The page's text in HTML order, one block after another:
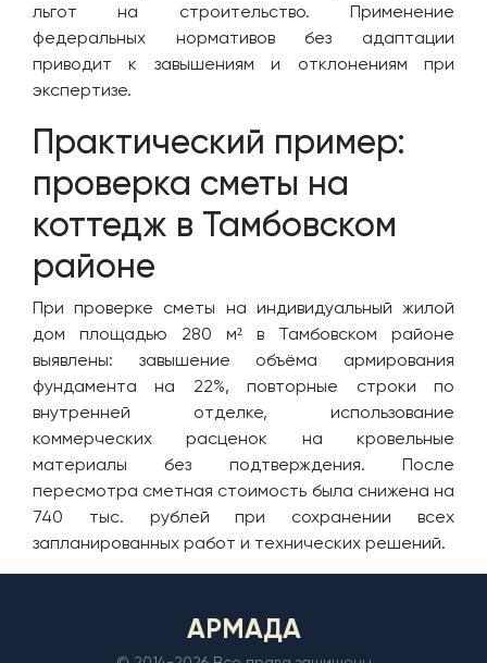
льгот на строительство. Применение
федеральных нормативов без адаптации
приводит к завышениям и отклонениям при
экспертизе.
Практический пример:
проверка сметы на
коттедж в Тамбовском
районе
При проверке сметы на индивидуальный жилой
дом площадью 280 м² в Тамбовском районе
выявлены: завышение объёма армирования
фундамента на 22%, повторные строки по
внутренней отделке, использование
коммерческих расценок на кровельные
материалы без подтверждения. После
пересмотра сметная стоимость была снижена на
740 тыс. рублей при сохранении всех
запланированных работ и технических решений.
АРМАДА